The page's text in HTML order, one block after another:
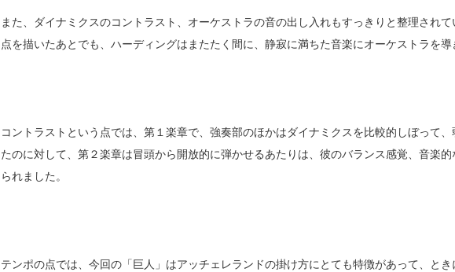
また、ダイナミクスのコントラスト、オーケストラの音の出し入れもすっきりと整理され
点を描いたあとでも、ハーディングはまたたく間に、静寂に満ちた音楽にオーケストラを導
コントラストという点では、第１楽章で、強奏部のほかはダイナミクスを比較的しぼって
たのに対して、第２楽章は冒頭から開放的に弾かせるあたりは、彼のバランス感覚、音楽
られました。
テンポの点では、今回の「巨人」はアッチェレランドの掛け方にとても特徴があって、とき